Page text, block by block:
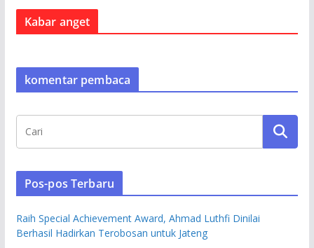
Kabar anget
komentar pembaca
Pos-pos Terbaru
Raih Special Achievement Award, Ahmad Luthfi Dinilai
Berhasil Hadirkan Terobosan untuk Jateng